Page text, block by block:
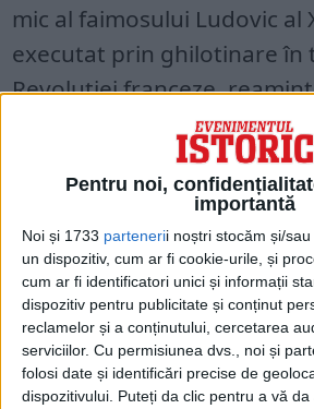
Pentru noi,
importantă
Noi și 1733 partenerii noștri stocăm și/
un dispozitiv, cum ar fi cookie-urile, și
cum ar fi identificatori unici și informații
dispozitiv pentru publicitate și conținut
reclamelor și a conținutului, cercetarea
serviciilor. Cu permisiunea dvs., noi și
folosi date și identificări precise de
dispozitivului. Puteți da clic pentru a vă
mic al faimosului Ludovic al
executat prin ghilotinare în
Revoluției franceze,
Charles, în schimb, a
Revoluției și a devenit Rege
1824.
Cu toate astea, francezii l-
1830, în timpul așa numitei
iulie.